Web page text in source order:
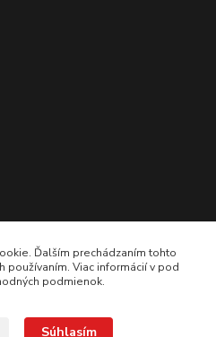
007
Ďalším prechádzaním tohto
používaním. Viac informácií v pod
podmienok.
Súhlasím